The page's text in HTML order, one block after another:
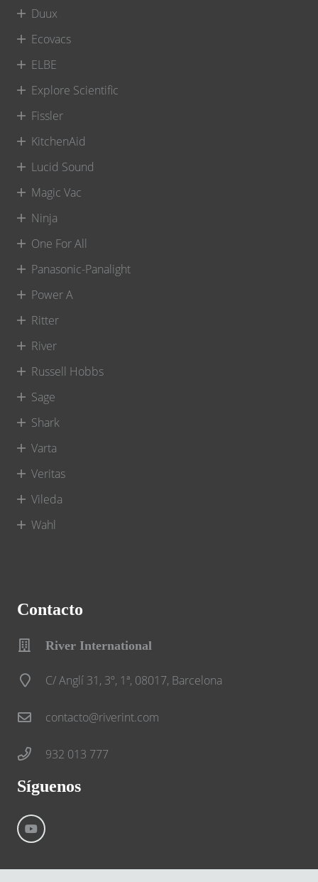
Duux
Ecovacs
ELBE
Explore Scientific
Fissler
KitchenAid
Lucid Sound
Magic Vac
Ninja
One For All
Panasonic-Panalight
Power A
Ritter
River
Russell Hobbs
Sage
Shark
Varta
Veritas
Vileda
Wahl
Contacto
River International
C/ Anglí 31, 3º, 1ª, 08017, Barcelona
contacto@riverint.com
932 013 777
Síguenos